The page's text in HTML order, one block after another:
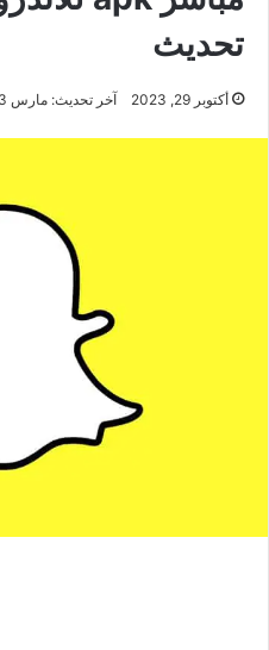
تحديث
أكتوبر 29, 2023 آخر تحديث: مارس 13, 2026